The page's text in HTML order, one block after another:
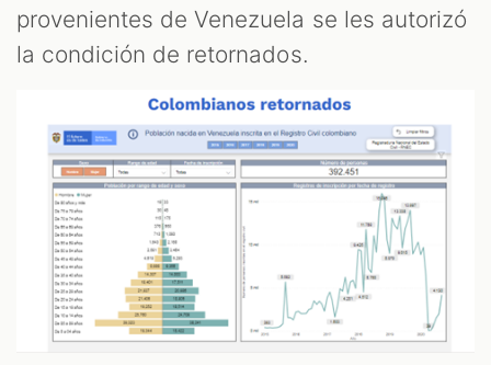
provenientes de Venezuela se les autorizó
la condición de retornados.